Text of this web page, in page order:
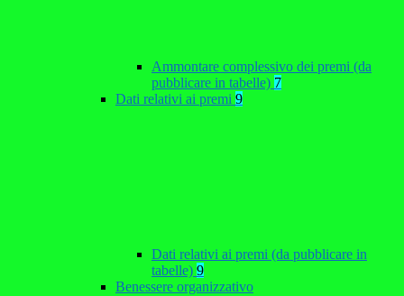
Ammontare complessivo dei premi (da
pubblicare in tabelle) 7
Dati relativi ai premi 9
Dati relativi ai premi (da pubblicare in
tabelle) 9
Benessere organizzativo